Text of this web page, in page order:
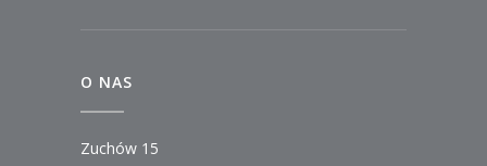
O NAS
Zuchów 15